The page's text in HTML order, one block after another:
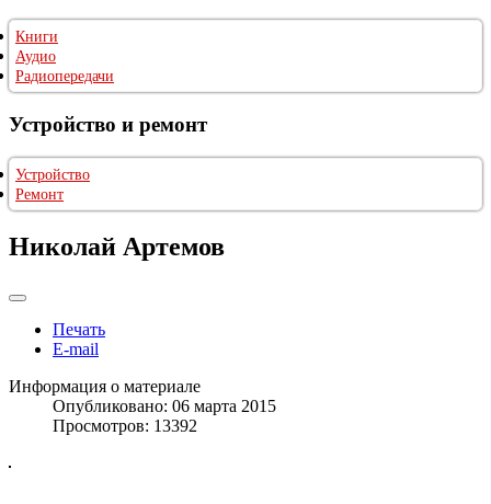
Книги
Аудио
Радиопередачи
Устройство и ремонт
Устройство
Ремонт
Николай Артемов
Печать
E-mail
Информация о материале
Опубликовано: 06 марта 2015
Просмотров: 13392